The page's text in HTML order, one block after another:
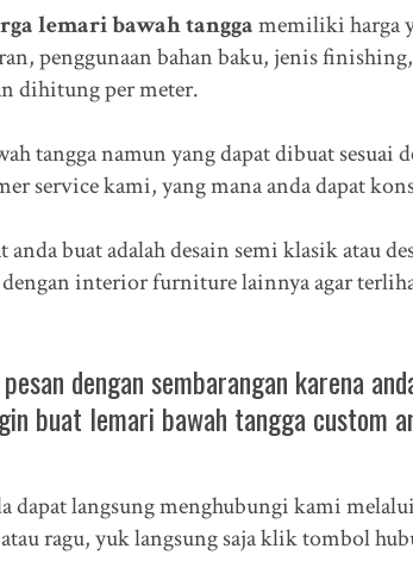
lemari bawah tanggamemiliki harga
penggunaan bahan baku, jenis
dihitung per meter.
tangga namun yang dapat dibuat sesuai
service kami, yang mana anda dapat
anda buat adalah desain semi klasik atau
interior furniture lainnya agar
dengan sembarangan karena
buat lemari bawah tangga custom
dapat langsung menghubungi kami
ragu, yuk langsung saja klik tombol